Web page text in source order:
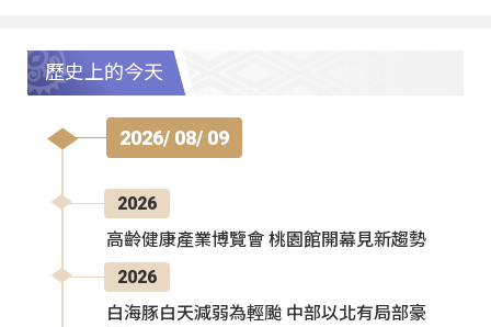
歷史上的今天
2026/ 08/ 09
2026
高齡健康產業博覽會 桃園館開幕見新趨勢
2026
白海豚白天減弱為輕颱 中部以北有局部豪